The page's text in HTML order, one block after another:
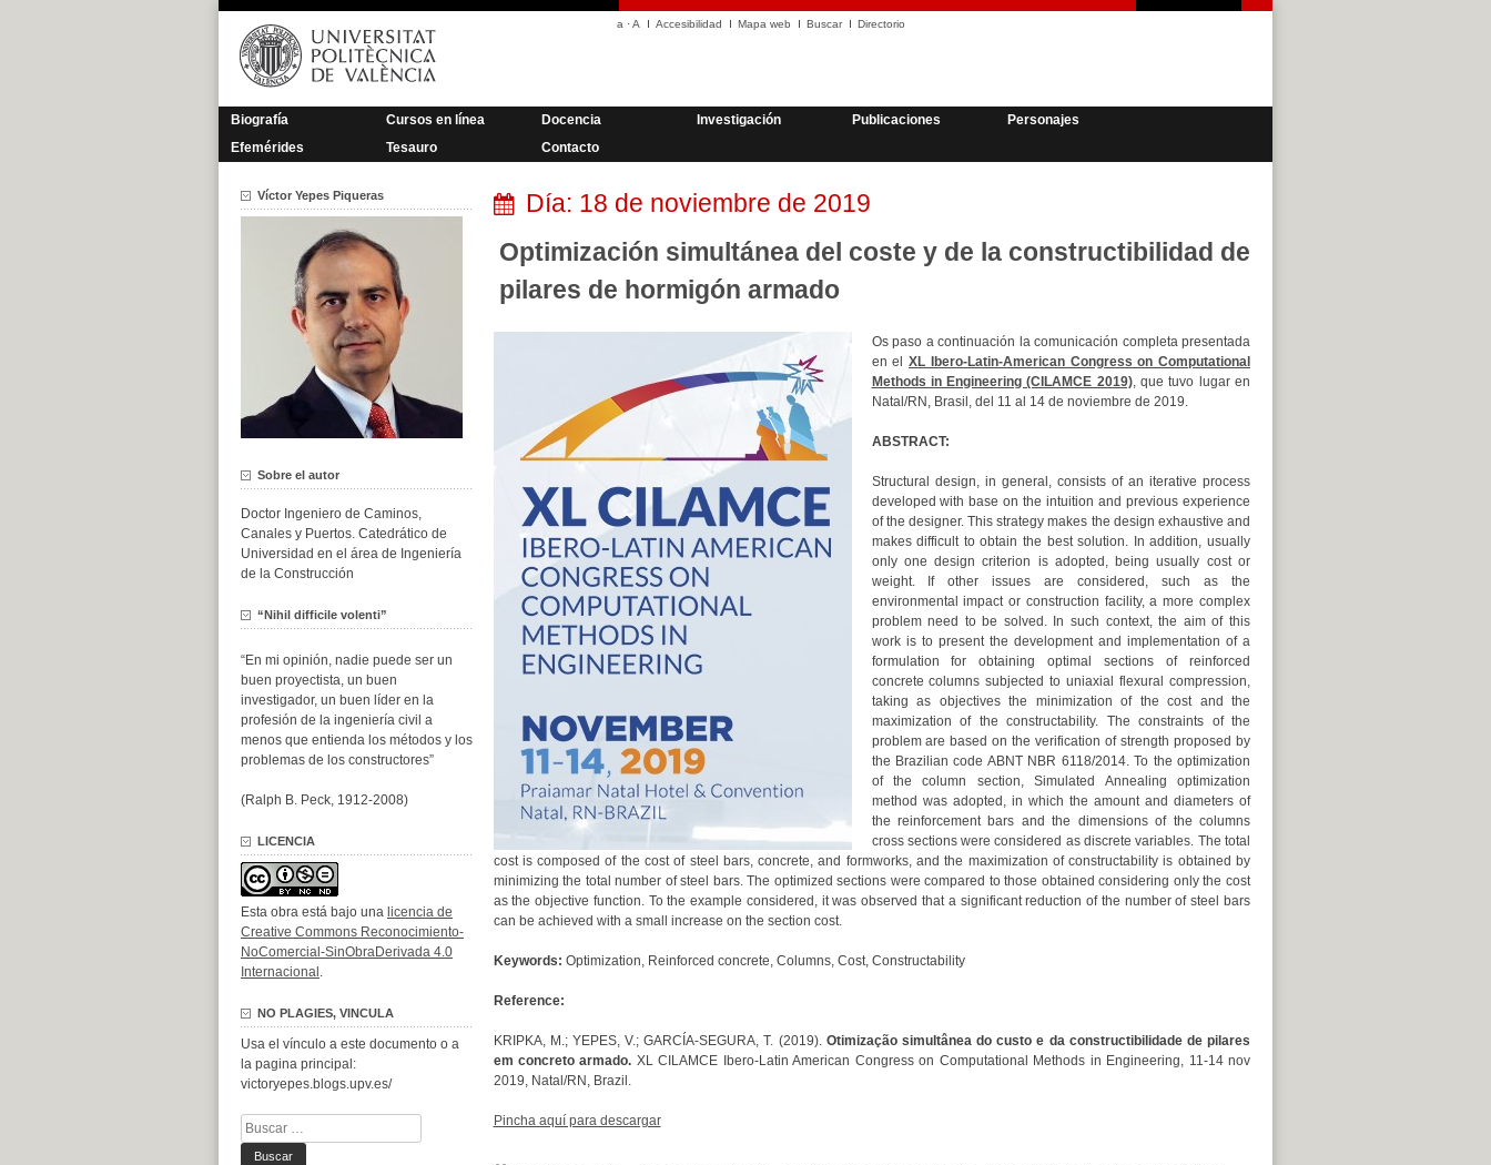
Saltar
contenido
a ·A Accesibilidad Mapa web Buscar Directorio
Biografía Cursos en línea Docencia Investigación Publicaciones
Personajes
Efemérides
Tesauro Contacto
Día: 18 de noviembre de 2019
Optimización simultánea del coste y de la constructibilidad de
pilares de hormigón armado
Os paso a continuación la comunicación completa presentada
en el XL Ibero-Latin-American Congress on Computational
Methods in Engineering (CILAMCE 2019), que tuvo lugar en
Natal/RN, Brasil, del 11 al 14 de noviembre de 2019.
ABSTRACT:
Structural design, in general, consists of an iterative process
developed with base on the intuition and previous experience
of the designer. This strategy makes the design exhaustive and
makes difficult to obtain the best solution. In addition, usually
only one design criterion is adopted, being usually cost or
weight. If other issues are considered, such as the
environmental impact or construction facility, a more complex
problem need to be solved. In such context, the aim of this
work is to present the development and implementation of a
formulation for obtaining optimal sections of reinforced
concrete columns subjected to uniaxial flexural compression,
taking as objectives the minimization of the cost and the
maximization of the constructability. The constraints of the
problem are based on the verification of strength proposed by
the Brazilian code ABNT NBR 6118/2014. To the optimization
of the column section, Simulated Annealing optimization
method was adopted, in which the amount and diameters of
the reinforcement bars and the dimensions of the columns
cross sections were considered as discrete variables. The total
cost is composed of the cost of steel bars, concrete, and formworks, and the maximization of constructability is obtained by
minimizing the total number of steel bars. The optimized sections were compared to those obtained considering only the cost
as the objective function. To the example considered, it was observed that a significant reduction of the number of steel bars
can be achieved with a small increase on the section cost.
Keywords: Optimization, Reinforced concrete, Columns, Cost, Constructability
Reference:
KRIPKA, M.; YEPES, V.; GARCÍA-SEGURA, T. (2019). Otimização simultânea do custo e da constructibilidade de pilares
em concreto armado. XL CILAMCE Ibero-Latin American Congress on Computational Methods in Engineering, 11-14 nov
2019, Natal/RN, Brazil.
Pincha aquí para descargar
Víctor Yepes Piqueras
Sobre el autor
Doctor Ingeniero de Caminos,
Canales y Puertos. Catedrático de
Universidad en el área de Ingeniería
de la Construcción
“Nihil difficile volenti”
“En mi opinión, nadie puede ser un
buen proyectista, un buen
investigador, un buen líder en la
profesión de la ingeniería civil a
menos que entienda los métodos y los
problemas de los constructores”
(Ralph B. Peck, 1912-2008)
LICENCIA
Esta obra está bajo una licencia de
Creative Commons Reconocimiento-
NoComercial-SinObraDerivada 4.0
Internacional .
NO PLAGIES, VINCULA
Usa el vínculo a este documento o a
la pagina principal:
victoryepes.blogs.upv.es/
Buscar: